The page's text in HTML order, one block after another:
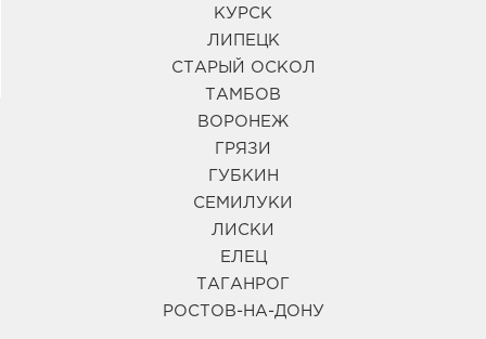
КУРСК
ЛИПЕЦК
СТАРЫЙ ОСКОЛ
ТАМБОВ
ВОРОНЕЖ
ГРЯЗИ
ГУБКИН
СЕМИЛУКИ
ЛИСКИ
ЕЛЕЦ
ТАГАНРОГ
РОСТОВ-НА-ДОНУ